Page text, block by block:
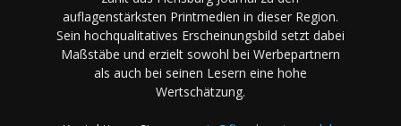
auflagenstärksten Printmedien in dieser Region.
Sein hochqualitatives Erscheinungsbild setzt dabei
Maßstäbe und erzielt sowohl bei Werbepartnern
als auch bei seinen Lesern eine hohe
Wertschätzung.